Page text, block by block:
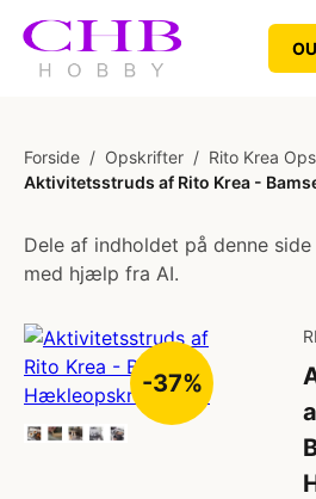
Forside / Opskrifter / Rito Krea
Aktivitetsstruds af Rito Krea -
Dele af indholdet på denne
med hjælp fra AI.
-37%